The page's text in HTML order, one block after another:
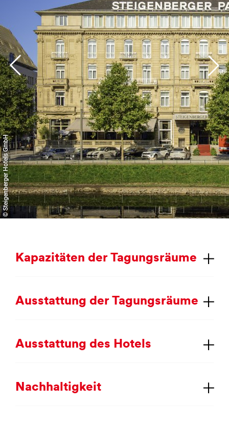
Veranstaltungstechnik auf.
© Steigenberger Hotels GmbH
Ka­pa­zi­tä­ten der Ta­gungs­räu­me
Aus­stat­tung der Ta­gungs­räu­me
Aus­stat­tung des Ho­tels
Nach­hal­tig­keit